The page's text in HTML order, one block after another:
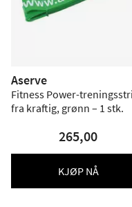
Aserve
Fitness Power-
fra kraftig, grønn – 1 stk.
265,00
KJØP NÅ